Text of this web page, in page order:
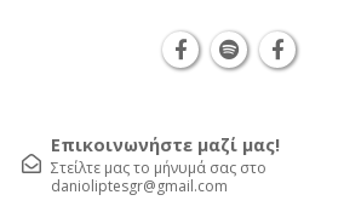
Επικοινωνήστε μαζί μας!
Στείλτε μας το μήνυμά σας στο
danioliptesgr@gmail.com